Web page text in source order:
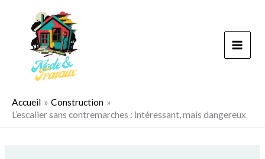
Accueil
Construction
L’escalier sans contremarches : intéressant, mais dangereux